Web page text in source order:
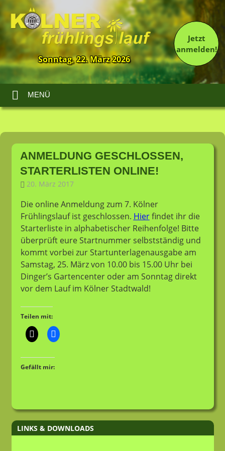
13.
Kölner
Frühlingslauf
Sonntag, 22. März 2026
Jetzt
anmelden!
MENÜ
Zum
Inhalt
springenANMELDUNG GESCHLOSSEN,
STARTERLISTEN ONLINE!
20. März 2017
Die online Anmeldung zum 7. Kölner
Frühlingslauf ist geschlossen. Hierfindet ihr die
Starterliste in alphabetischer Reihenfolge! Bitte
überprüft eure Startnummer selbstständig und
kommt vorbei zur Startunterlagenausgabe am
Samstag, 25. März von 10.00 bis 15.00 Uhr bei
Dinger’s Gartencenter oder am Sonntag direkt
vor dem Lauf im Kölner Stadtwald!
Teilen mit:
Gefällt mir:
LINKS & DOWNLOADS